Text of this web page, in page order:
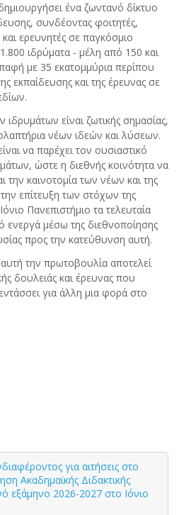
ένα ζωντανό δίκτυο
συνδέοντας φοιτητές,
ερευνητές σε παγκόσμιο
ιδρύματα - μέλη από 150 και
με 35 εκατομμύρια περίπου
εκπαίδευσης και της έρευνας σε
είναι ζωτικής σημασίας,
νέων ιδεών και λύσεων.
να παρέχει τον ουσιαστικό
ώστε η διεθνής κοινότητα να
την καινοτομία των νέων και της
την επίτευξη των στόχων της
Πανεπιστήμιο τα τελευταία
ενεργά μέσω της διεθνοποίησης
προς την κατεύθυνση αυτή.
την πρωτοβουλία αποτελεί
δουλειάς και έρευνας που
για άλλη μια φορά στο
για αιτήσεις στο
Ακαδημαϊκής Διδακτικής
εξάμηνο 2026-2027 στο Ιόνιο